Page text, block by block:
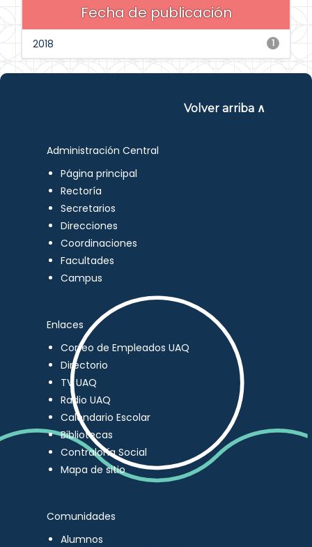
Fecha de publicación
1
2018
Volver arriba ∧
Administración Central
Página principal
Rectoría
Secretarios
Direcciones
Coordinaciones
Facultades
Campus
Enlaces
Correo de Empleados UAQ
Directorio
TV UAQ
Radio UAQ
Calendario Escolar
Bibliotecas
Contraloría Social
Mapa de sitio
Comunidades
Alumnos